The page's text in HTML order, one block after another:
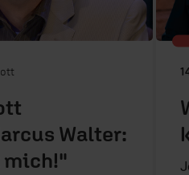
Walter:
mich!"